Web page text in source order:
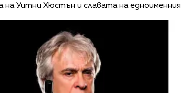
на Уитни Хюстън и славата на